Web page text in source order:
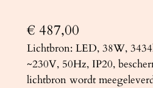
€ 487,00
Lichtbron: LED, 38W,
~230V, 50Hz, IP20,
lichtbron wordt